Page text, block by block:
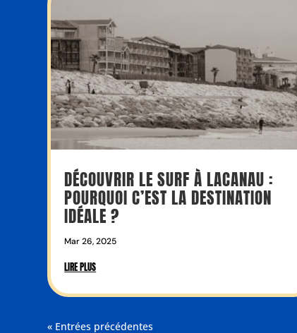
DÉCOUVRIR LE SURF À LACANAU :
POURQUOI C’EST LA DESTINATION
IDÉALE ?
Mar 26, 2025
LIRE PLUS
« Entrées précédentes